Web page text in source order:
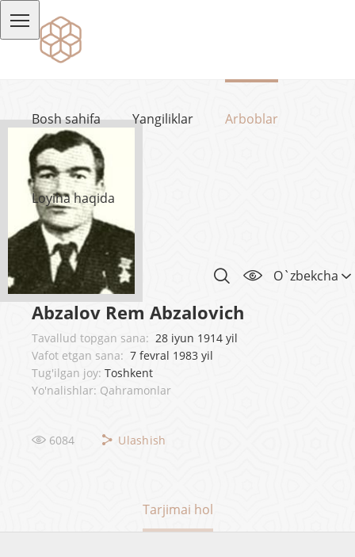
Bosh sahifa Yangiliklar Arboblar
Loyiha haqida
O`zbekcha
Abzalov Rem Abzalovich
Tavallud topgan sana: 28 iyun 1914 yil
Vafot etgan sana: 7 fevral 1983 yil
Tug'ilgan joy: Toshkent
Yo'nalishlar: Qahramonlar
6084 Ulashish
Tarjimai hol